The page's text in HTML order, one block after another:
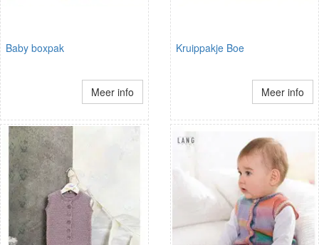
Baby boxpak
Meer info
Kruippakje Boe
Meer info